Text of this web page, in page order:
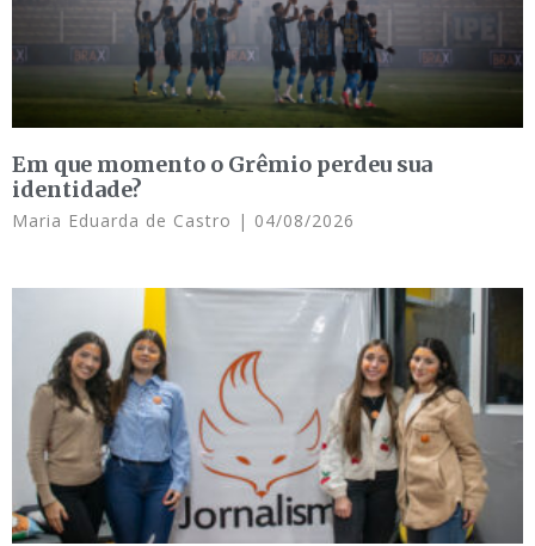
Em que momento o Grêmio perdeu sua
identidade?
Maria Eduarda de Castro 04/08/2026